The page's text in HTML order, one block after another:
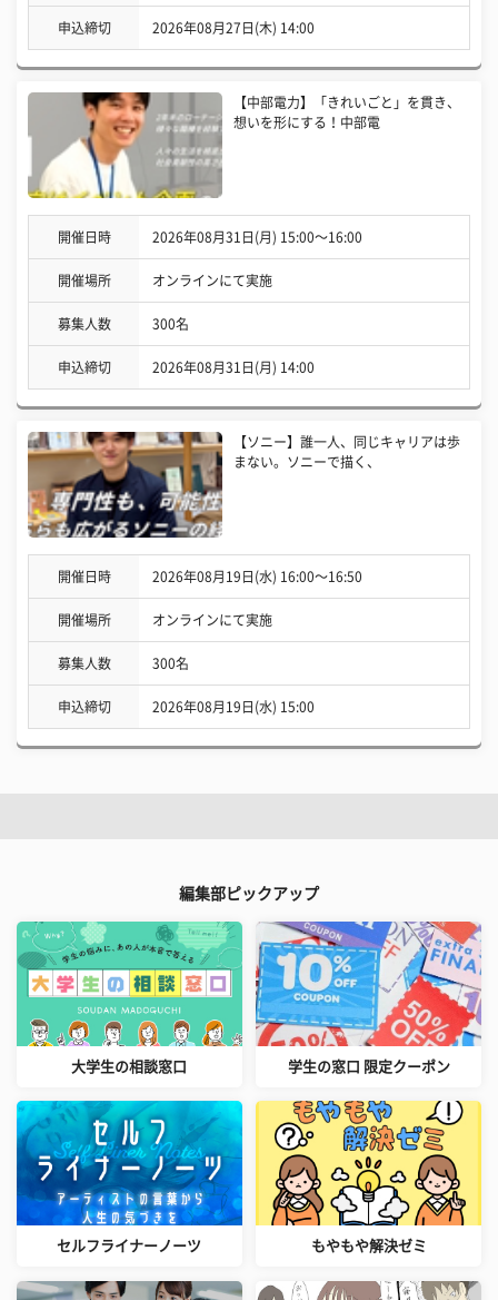
申込締切 2026年08月27日(木) 14:00
【中部電力】「きれいごと」を貫き、
想いを形にする！中部電
開催日時 2026年08月31日(月) 15:00〜16:00
開催場所 オンラインにて実施
募集人数 300名
申込締切 2026年08月31日(月) 14:00
【ソニー】誰一人、同じキャリアは歩
まない。ソニーで描く、
開催日時 2026年08月19日(水) 16:00〜16:50
開催場所 オンラインにて実施
募集人数 300名
申込締切 2026年08月19日(水) 15:00
編集部ピックアップ
大学生の相談窓口 学生の窓口 限定クーポン
セルフライナーノーツ もやもや解決ゼミ